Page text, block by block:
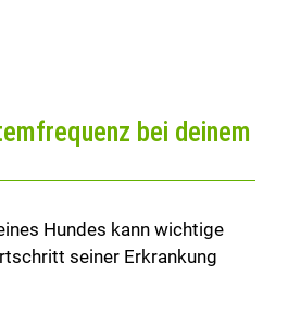
bei deinem
Hundes kann wichtige
seiner Erkrankung